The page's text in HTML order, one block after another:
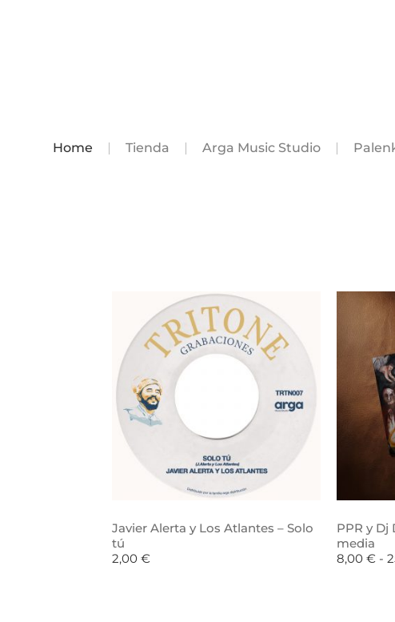
Home Tienda Arga Music Studio
Javier Alerta y Los Atlantes – Solo
tú
2,00 €
PPR y Dj
media
8,00 € -